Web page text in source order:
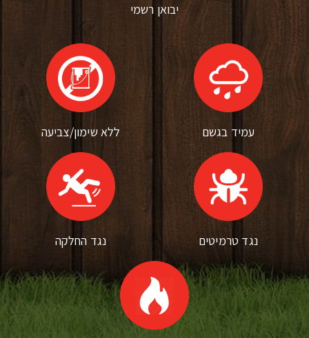
יבואן רשמי
עמיד בגשם ללא שימון/צביעה
נגד טרמיטים נגד החלקה